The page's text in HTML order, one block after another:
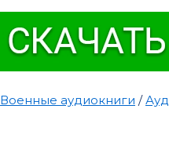
Военные аудиокниги /